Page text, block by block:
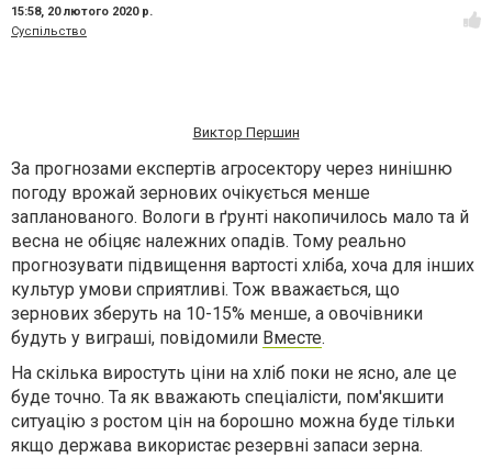
15:58, 20 лютого 2020 р.
Суспільство
Виктор Першин
За прогнозами експертів агросектору через нинішню
погоду врожай зернових очікується менше
запланованого. Вологи в ґрунті накопичилось мало та й
весна не обіцяє належних опадів. Тому реально
прогнозувати підвищення вартості хліба, хоча для інших
культур умови сприятливі. Тож вважається, що
зернових зберуть на 10-15% менше, а овочівники
будуть у виграші, повідомили Вместе.
На скілька виростуть ціни на хліб поки не ясно, але це
буде точно. Та як вважають спеціалісти, пом'якшити
ситуацію з ростом цін на борошно можна буде тільки
якщо держава використає резервні запаси зерна.